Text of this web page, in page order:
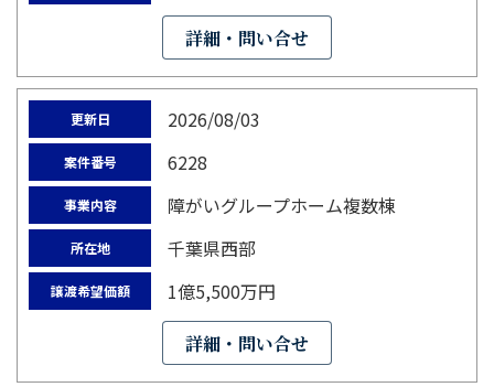
詳細・問い合せ
更新日 2026/08/03
案件番号 6228
事業内容 障がいグループホーム複数棟
所在地 千葉県西部
譲渡希望価額 1億5,500万円
詳細・問い合せ